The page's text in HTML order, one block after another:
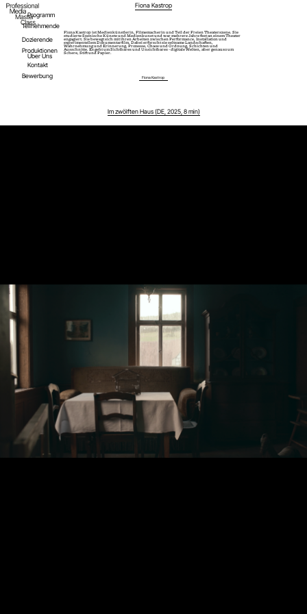
Fiona Kastrop
Programm
Teilnehmende
Dozierende
Produktionen
Über Uns
Kontakt
Bewerbung
Fiona Kastrop ist Medienkünstlerin, Filmemacherin und Teil der Freien Theaterszene. Sie
studierte Szenische Künste und Medienkunst und war mehrere Jahre fest an einem Theater
engagiert. Sie bewegt sich mit ihren Arbeiten zwischen Performance, Installation und
experimentellem Dokumentarfilm. Dabei erforscht sie seltsame Landschaften,
Wahrnehmung und Erinnerung, Prozesse, Chaos und Ordnung, Schichten und
Ausschnitte. Es geht um Sichtbares und Unsichtbares - digitale Welten, aber genauso um
Schere, Stift und Papier.
Fiona Kastrop
Im zwölften Haus (DE, 2025, 8 min)